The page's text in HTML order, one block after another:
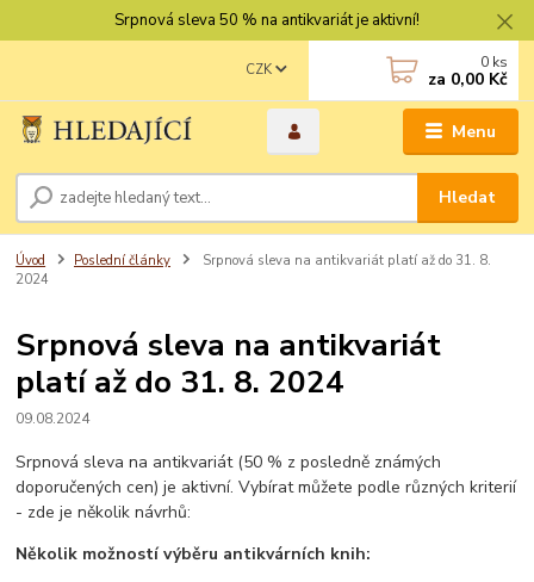
Srpnová sleva 50 % na antikvariát je aktivní!
Menu
CZK
Hledat
0 ks
za 0,00 Kč
Úvod Poslední články
Srpnová sleva na antikvariát platí až do 31. 8.
2024
Srpnová sleva na antikvariát
platí až do 31. 8. 2024
09.08.2024
Srpnová sleva na antikvariát (50 % z posledně známých
doporučených cen) je aktivní. Vybírat můžete podle různých kriterií
- zde je několik návrhů:
Několik možností výběru antikvárních knih: